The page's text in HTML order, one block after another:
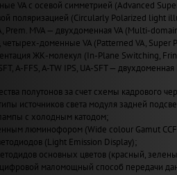
VA с осевой симметрией (Advanced
поляризацией (Circularly Polarized light
Prem. MVA — двухдоменная VA (Multi-
, четырех-доменные VA (Patterned VA, Super
ЖК-молекул (In-Plane Switching,
A-FFS, A-TW IPS, UA-SFT —
полутонов за счет схемы
типы источников света модуля задней
с холодным катодом;
люминофором (Wide сolour Gamut
(Light Emission Display);
основных цветов (красный,
цифровой маломощный способ передачи